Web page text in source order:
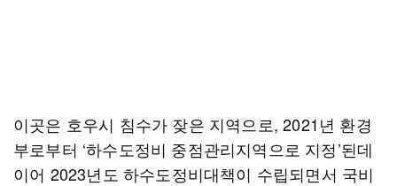
이곳은 호우시 침수가 잦은 지역으로, 2021년 환경
부로부터 ‘하수도정비 중점관리지역으로 지정’된데
이어 2023년도 하수도정비대책이 수립되면서 국비